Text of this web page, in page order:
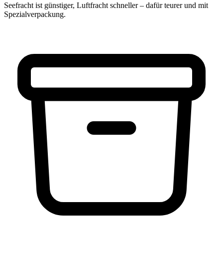
Seefracht ist günstiger, Luftfracht schneller – dafür teurer und mit
Spezialverpackung.